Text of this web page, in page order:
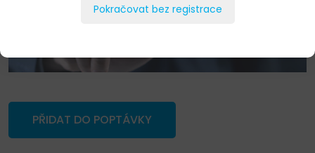
PŘIDAT DO POPTÁVKY
Pokračovat bez registrace